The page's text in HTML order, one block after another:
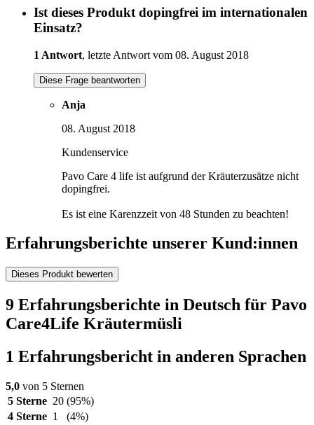
Ist dieses Produkt dopingfrei im internationalen
Einsatz?
1 Antwort, letzte Antwort vom 08. August 2018
Diese Frage beantworten
Anja
08. August 2018
Kundenservice
Pavo Care 4 life ist aufgrund der Kräuterzusätze nicht
dopingfrei.
Es ist eine Karenzzeit von 48 Stunden zu beachten!
Erfahrungsberichte unserer Kund:innen
Dieses Produkt bewerten
9 Erfahrungsberichte in Deutsch für Pavo
Care4Life Kräutermüsli
1 Erfahrungsbericht in anderen Sprachen
5,0 von 5 Sternen
5 Sterne 20 (95%)
4 Sterne 1
(4%)